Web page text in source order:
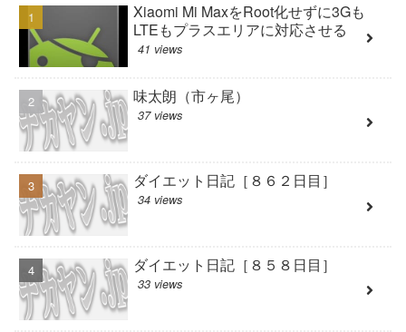
Xiaomi Mi MaxをRoot化せずに3Gも
LTEもプラスエリアに対応させる
41 views
味太朗（市ヶ尾）
37 views
ダイエット日記［８６２日目］
34 views
ダイエット日記［８５８日目］
33 views